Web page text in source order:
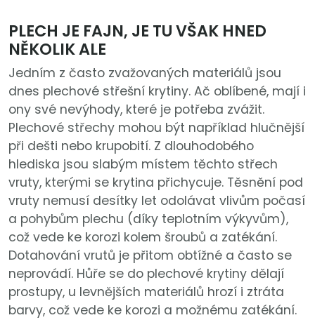
PLECH JE FAJN, JE TU VŠAK HNED
NĚKOLIK ALE
Jedním z často zvažovaných materiálů jsou
dnes plechové střešní krytiny. Ač oblíbené, mají i
ony své nevýhody, které je potřeba zvážit.
Plechové střechy mohou být například hlučnější
při dešti nebo krupobití. Z dlouhodobého
hlediska jsou slabým místem těchto střech
vruty, kterými se krytina přichycuje. Těsnění pod
vruty nemusí desítky let odolávat vlivům počasí
a pohybům plechu (díky teplotním výkyvům),
což vede ke korozi kolem šroubů a zatékání.
Dotahování vrutů je přitom obtížné a často se
neprovádí. Hůře se do plechové krytiny dělají
prostupy, u levnějších materiálů hrozí i ztráta
barvy, což vede ke korozi a možnému zatékání.